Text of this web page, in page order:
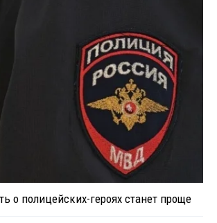
о полицейских-героях станет проще